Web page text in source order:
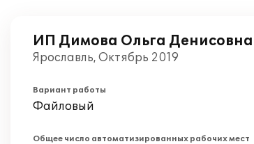
ИП Димова Ольга Денисовна
Ярославль, Октябрь 2019
Вариант работы
Файловый
Общее число автоматизированных рабочих мест